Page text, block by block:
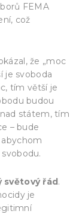
FEMA
což
že „moc
je svoboda
tím větší je
budou
státem, tím
– bude
světový řád.
je